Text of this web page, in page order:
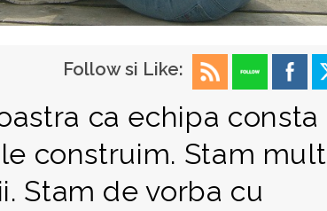
Follow si Like:
ca echipa consta
construim. Stam mult
Stam de vorba cu